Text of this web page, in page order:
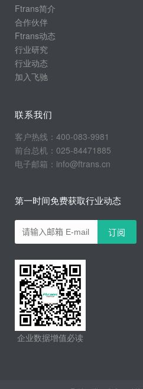
Ftrans简介
合作伙伴
Ftrans动态
行业研究
行业动态
加入飞驰
联系我们
客户热线：400-083-9981
前台总机：025-84471885
电子邮箱：info@ftrans.cn
第一时间免费获取行业动态
企业数据增值必读